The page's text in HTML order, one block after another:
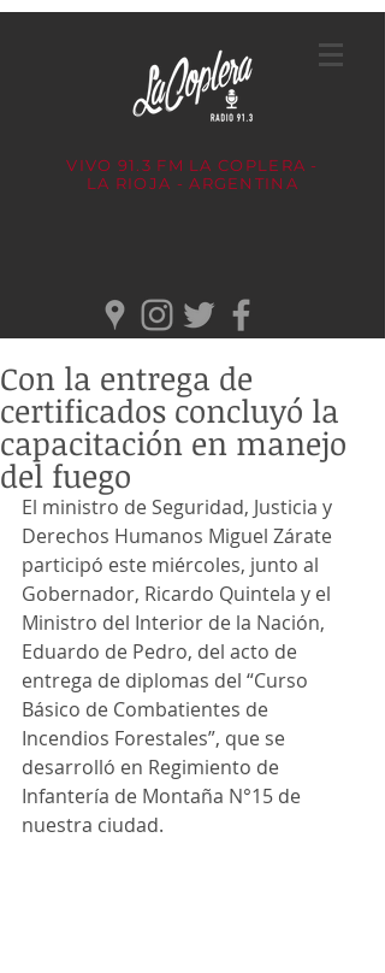
VIVO 91.3 FM LA COPLERA -
LA RIOJA - ARGENTINA
Con la entrega de
certificados concluyó la
capacitación en manejo
del fuego
El ministro de Seguridad, Justicia y
Derechos Humanos Miguel Zárate
participó este miércoles, junto al
Gobernador, Ricardo Quintela y el
Ministro del Interior de la Nación,
Eduardo de Pedro, del acto de
entrega de diplomas del “Curso
Básico de Combatientes de
Incendios Forestales”, que se
desarrolló en Regimiento de
Infantería de Montaña N°15 de
nuestra ciudad.